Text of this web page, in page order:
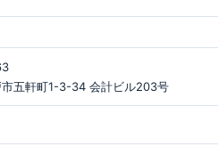
市五軒町1-3-34 会計ビル203号